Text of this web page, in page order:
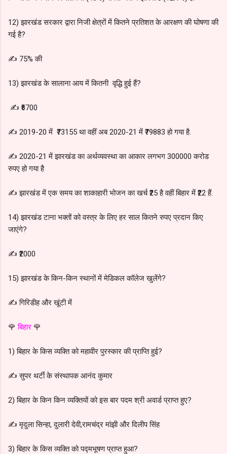
12) झारखंड सरकार द्वारा निजी क्षेत्रों में कितने प्रतिशत के आरक्षण की घोषणा की
गई है?
✍️ 75% की
13) झारखंड के सालाना आय में कितनी वृद्धि हुई हैं?
✍️ ₹6700
✍️ 2019-20 में ₹73155 था वहीं अब 2020-21 में ₹79883 हो गया है.
✍️ 2020-21 में झारखंड का अर्थव्यवस्था का आकार लगभग 300000 करोड
रुपए हो गया है
✍️ झारखंड में एक समय का शाकाहारी भोजन का खर्च ₹25 है वहीं बिहार में ₹22 हैं.
14) झारखंड टाना भक्तों को वस्त्र के लिए हर साल कितने रुपए प्रदान किए
जाएंगे?
✍️ ₹2000
15) झारखंड के किन-किन स्थानों में मेडिकल कॉलेज खुलेंगे?
✍️ गिरिडीह और खूंटी में
🌹बिहार 🌹
1) बिहार के किस व्यक्ति को महावीर पुरस्कार की प्राप्ति हुई?
✍️ सुपर थर्टी के संस्थापक आनंद कुमार
2) बिहार के किन किन व्यक्तियों को इस बार पदम श्री अवार्ड प्राप्त हुए?
✍️ मृदुला सिन्हा, दुलारी देवी,रामचंद्र मांझी और दिलीप सिंह
3) बिहार के किस व्यक्ति को पद्मभूषण प्राप्त हुआ?